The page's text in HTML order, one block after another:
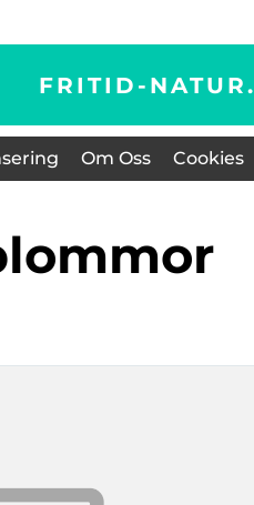
FRITID-NATUR.
Om Oss Cookies